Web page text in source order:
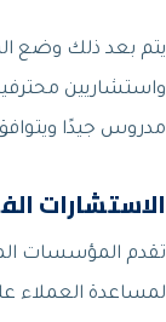
يتم بعد ذلك وضع
واستشاريين
مدروس جيدًا ويتوافق
الاستشارات
تقدم المؤسسات
لمساعدة العملاء